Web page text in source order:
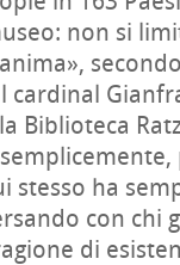
non si
cardinal
Biblioteca
stesso ha
con chi
di